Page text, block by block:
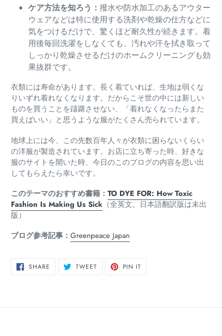
ケア方法を知ろう： 撥水や防水加工のあるアウター
ウェアなどは特に使用する洗剤や乾燥の仕方などに
気をつけるだけで、驚くほど耐久性が続きます。着
用後毎回洗濯をしなくても、汚れや汗を拭き取って
しっかり乾燥させるだけのホームクリーニングも効
果抜群です。
衣類には寿命があります。長く着ていれば、生地は弱くな
りいずれ着れなくなります。だからこそ世の中には新しい
ものを買うことを躊躇させない、「着れなくなったらまた
買えばいい」と思うような服がたくさん売られています。
地球上には今、この先数百年人々が衣類に困らないくらい
の洋服が製造されています。お店に立ち寄った時、好きな
服のサイトを開いた時、今日のこのブログの内容を思い出
してもらえたら幸いです。
このテーマのおすすめ書籍： TO DYE FOR: How Toxic
Fashion Is Making Us Sick （全英文。日本語翻訳版は未出
版）
ブログ参考記事： Greenpeace Japan
SHARE SHARE TWEETTWEET PIN IT